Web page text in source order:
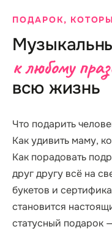
ПОДАРОК,
к любому
всю жизнь
Что подарить
Как удивить маму,
Как порадовать
друг другу всё на
букетов и
становится
статусный подарок